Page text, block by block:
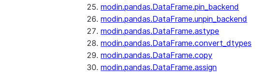
modin.pandas.DataFrame.pin_backend
modin.pandas.DataFrame.unpin_backend
modin.pandas.DataFrame.astype
modin.pandas.DataFrame.convert_dtypes
modin.pandas.DataFrame.copy
modin.pandas.DataFrame.assign